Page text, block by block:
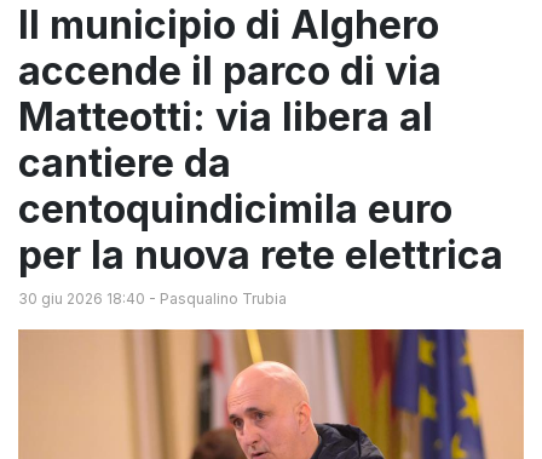
Il municipio di Alghero
accende il parco di via
Matteotti: via libera al
cantiere da
centoquindicimila euro
per la nuova rete elettrica
30 giu 2026 18:40 - Pasqualino Trubia